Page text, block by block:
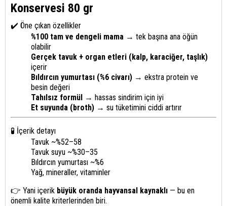
Konservesi 80 gr
✔️ Öne çıkan özellikler
%100 tam ve dengeli mama → tek başına ana öğün
olabilir
Gerçek tavuk + organ etleri (kalp, karaciğer, taşlık)
içerir
Bıldırcın yumurtası (%6 civarı) → ekstra protein ve
besin değeri
Tahılsız formül → hassas sindirim için iyi
Et suyunda (broth) → su tüketimini ciddi artırır
🧪 İçerik detayı
Tavuk ~%52–58
Tavuk suyu ~%30–35
Bıldırcın yumurtası ~%6
Yağ, mineraller, vitaminler
👉 Yani içerik büyük oranda hayvansal kaynaklı — bu en
önemli kalite kriterlerinden biri.